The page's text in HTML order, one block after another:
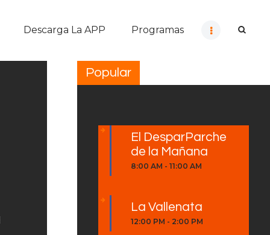
Descarga La APP Programas
Popular
El DesparParche
de la Mañana
8:00 AM -11:00 AM
La Vallenata
12:00 PM - 2:00 PM